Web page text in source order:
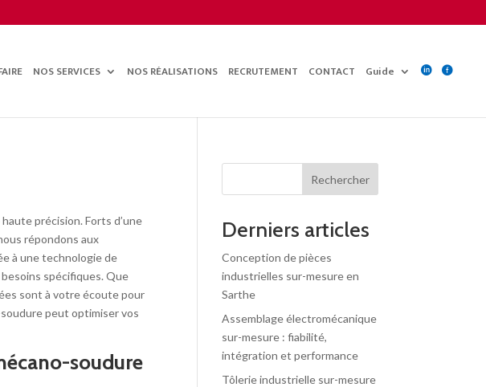
NOS SERVICES NOS RÉALISATIONS RECRUTEMENT CONTACT Guide  
précision. Forts d’une
répondons aux
à une technologie de
spécifiques. Que
sont à votre écoute pour
peut optimiser vos
soudure
Rechercher
Derniers articles
Conception de pièces
industrielles sur-mesure en
Sarthe
Assemblage électromécanique
sur-mesure : fiabilité,
intégration et performance
Tôlerie industrielle sur-mesure